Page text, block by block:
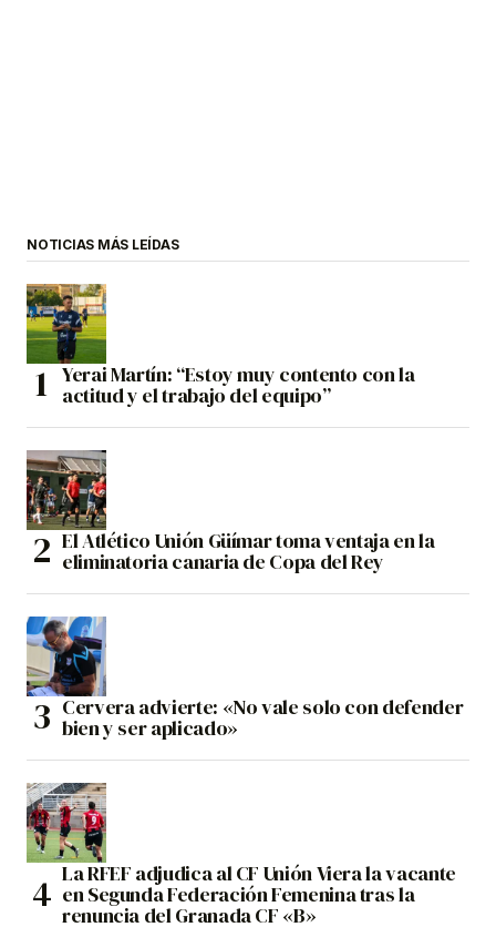
NOTICIAS MÁS LEÍDAS
Yerai Martín: “Estoy muy contento con la
actitud y el trabajo del equipo”
El Atlético Unión Güímar toma ventaja en la
eliminatoria canaria de Copa del Rey
Cervera advierte: «No vale solo con defender
bien y ser aplicado»
La RFEF adjudica al CF Unión Viera la vacante
en Segunda Federación Femenina tras la
renuncia del Granada CF «B»